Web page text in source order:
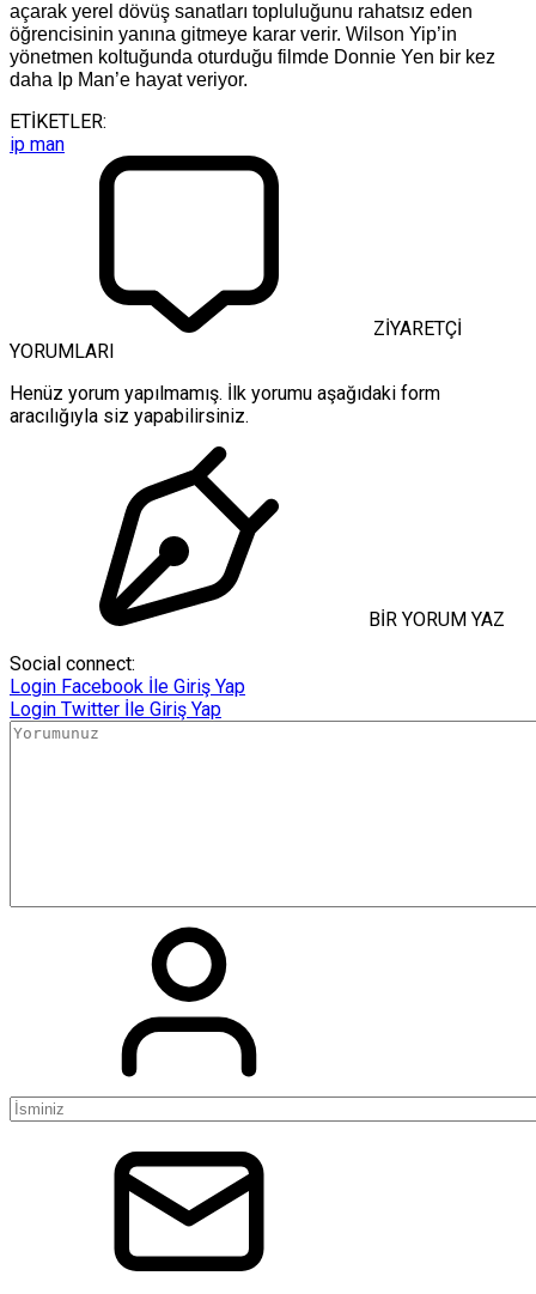
açarak yerel dövüş sanatları topluluğunu rahatsız eden
öğrencisinin yanına gitmeye karar verir. Wilson Yip’in
yönetmen koltuğunda oturduğu filmde Donnie Yen bir kez
daha Ip Man’e hayat veriyor.
ETİKETLER:
ip man
ZİYARETÇİ
YORUMLARI
Henüz yorum yapılmamış. İlk yorumu aşağıdaki form
aracılığıyla siz yapabilirsiniz.
BİR YORUM YAZ
Social connect:
Login Facebook İle Giriş Yap
Login Twitter İle Giriş Yap